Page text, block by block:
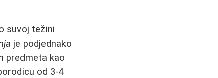
suvoj težini
je podjednako
predmeta kao
od 3-4